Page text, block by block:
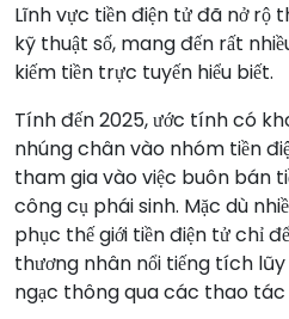
Lĩnh vực tiền điện tử đã nở rộ
kỹ thuật số, mang đến rất
kiếm tiền trực tuyến hiểu biết.
Tính đến 2025, ước tính có
nhúng chân vào nhóm tiền
tham gia vào việc buôn bán
công cụ phái sinh. Mặc dù
phục thế giới tiền điện tử chỉ
thương nhân nổi tiếng tích
ngạc thông qua các thao